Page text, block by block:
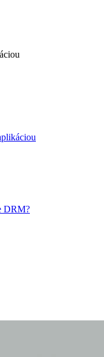
DRM?